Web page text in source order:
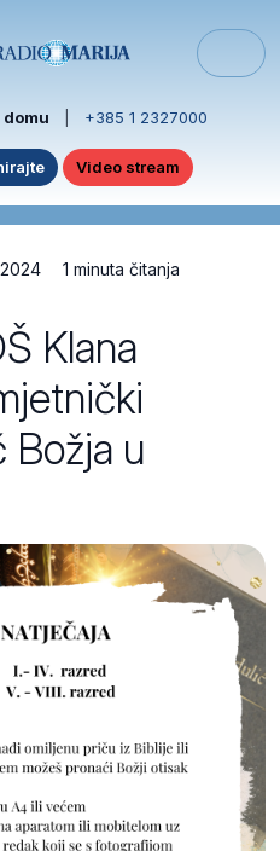
+385 1 2327000
Video stream
1 minuta čitanja
Klana
Božja u